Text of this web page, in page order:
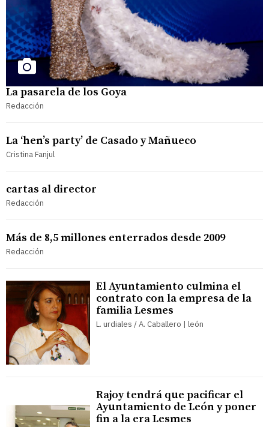
La pasarela de los Goya
Redacción
La ‘hen’s party’ de Casado y Mañueco
Cristina Fanjul
cartas al director
Redacción
Más de 8,5 millones enterrados desde 2009
Redacción
El Ayuntamiento culmina el
contrato con la empresa de la
familia Lesmes
L. urdiales / A. Caballero | león
Rajoy tendrá que pacificar el
Ayuntamiento de León y poner
fin a la era Lesmes